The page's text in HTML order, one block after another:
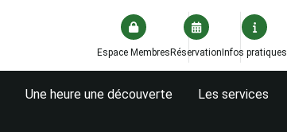
Espace Membres Réservation Infos pratiques
Une heure une découverte Les services